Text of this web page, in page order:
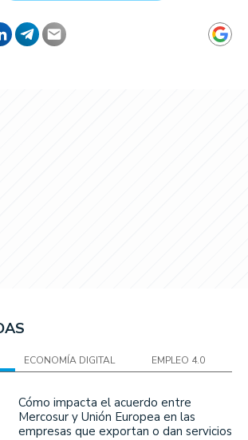
ECONOMÍA DIGITAL EMPLEO 4.0
Cómo impacta el acuerdo entre
Mercosur y Unión Europea en las
empresas que exportan o dan servicios